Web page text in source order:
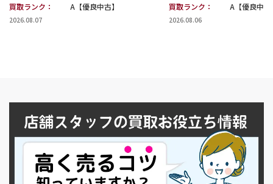
買取ランク：
A【優良中古】
2026.08.07
買取ランク：
A【優良中古
2026.08.06